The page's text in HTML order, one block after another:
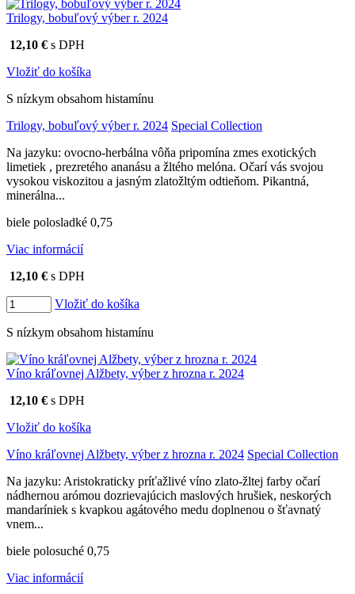
Trilogy, bobuľový výber r. 2024
12,10 € s DPH
Vložiť do košíka
S nízkym obsahom histamínu
Trilogy, bobuľový výber r. 2024 Special Collection
Na jazyku: ovocno-herbálna vôňa pripomína zmes exotických
limetiek , prezretého ananásu a žltého melóna. Očarí vás svojou
vysokou viskozitou a jasným zlatožltým odtieňom. Pikantná,
minerálna...
biele polosladké 0,75
Viac informácií
12,10 € s DPH
Vložiť do košíka
S nízkym obsahom histamínu
Víno kráľovnej Alžbety, výber z hrozna r. 2024
12,10 € s DPH
Vložiť do košíka
Víno kráľovnej Alžbety, výber z hrozna r. 2024 Special Collection
Na jazyku: Aristokraticky príťažlivé víno zlato-žltej farby očarí
nádhernou arómou dozrievajúcich maslových hrušiek, neskorých
mandaríniek s kvapkou agátového medu doplnenou o šťavnatý
vnem...
biele polosuché 0,75
Viac informácií